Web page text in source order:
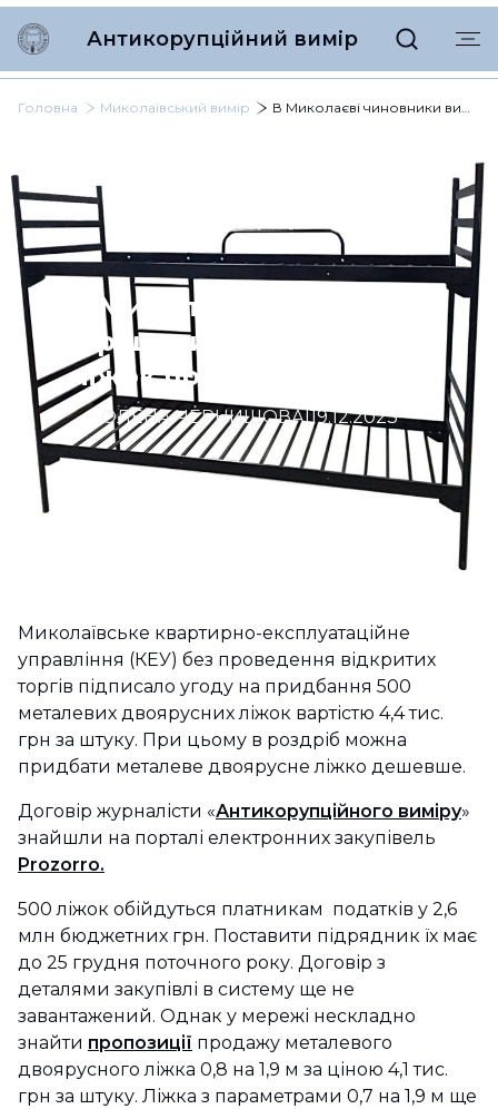
Антикорупційний вимір
Головна Миколаївський вимір В Миколаєві чиновники вирішили закупити сотні ліжок по завищеній ціні
В Миколаєві чиновники
вирішили закупити сотні
ліжок по завищеній ціні
ОЛЕНА ЧЕРНИШОВА|19.12.2023
Миколаївське квартирно-експлуатаційне
управління (КЕУ) без проведення відкритих
торгів підписало угоду на придбання 500
металевих двоярусних ліжок вартістю 4,4 тис.
грн за штуку. При цьому в роздріб можна
придбати металеве двоярусне ліжко дешевше.
Договір журналісти «Антикорупційного виміру»
знайшли на порталі електронних закупівель
Prozorro.
500 ліжок обійдуться платникам податків у 2,6
млн бюджетних грн. Поставити підрядник їх має
до 25 грудня поточного року. Договір з
деталями закупівлі в систему ще не
завантажений. Однак у мережі нескладно
знайти пропозиції продажу металевого
двоярусного ліжка 0,8 на 1,9 м за ціною 4,1 тис.
грн за штуку. Ліжка з параметрами 0,7 на 1,9 м ще